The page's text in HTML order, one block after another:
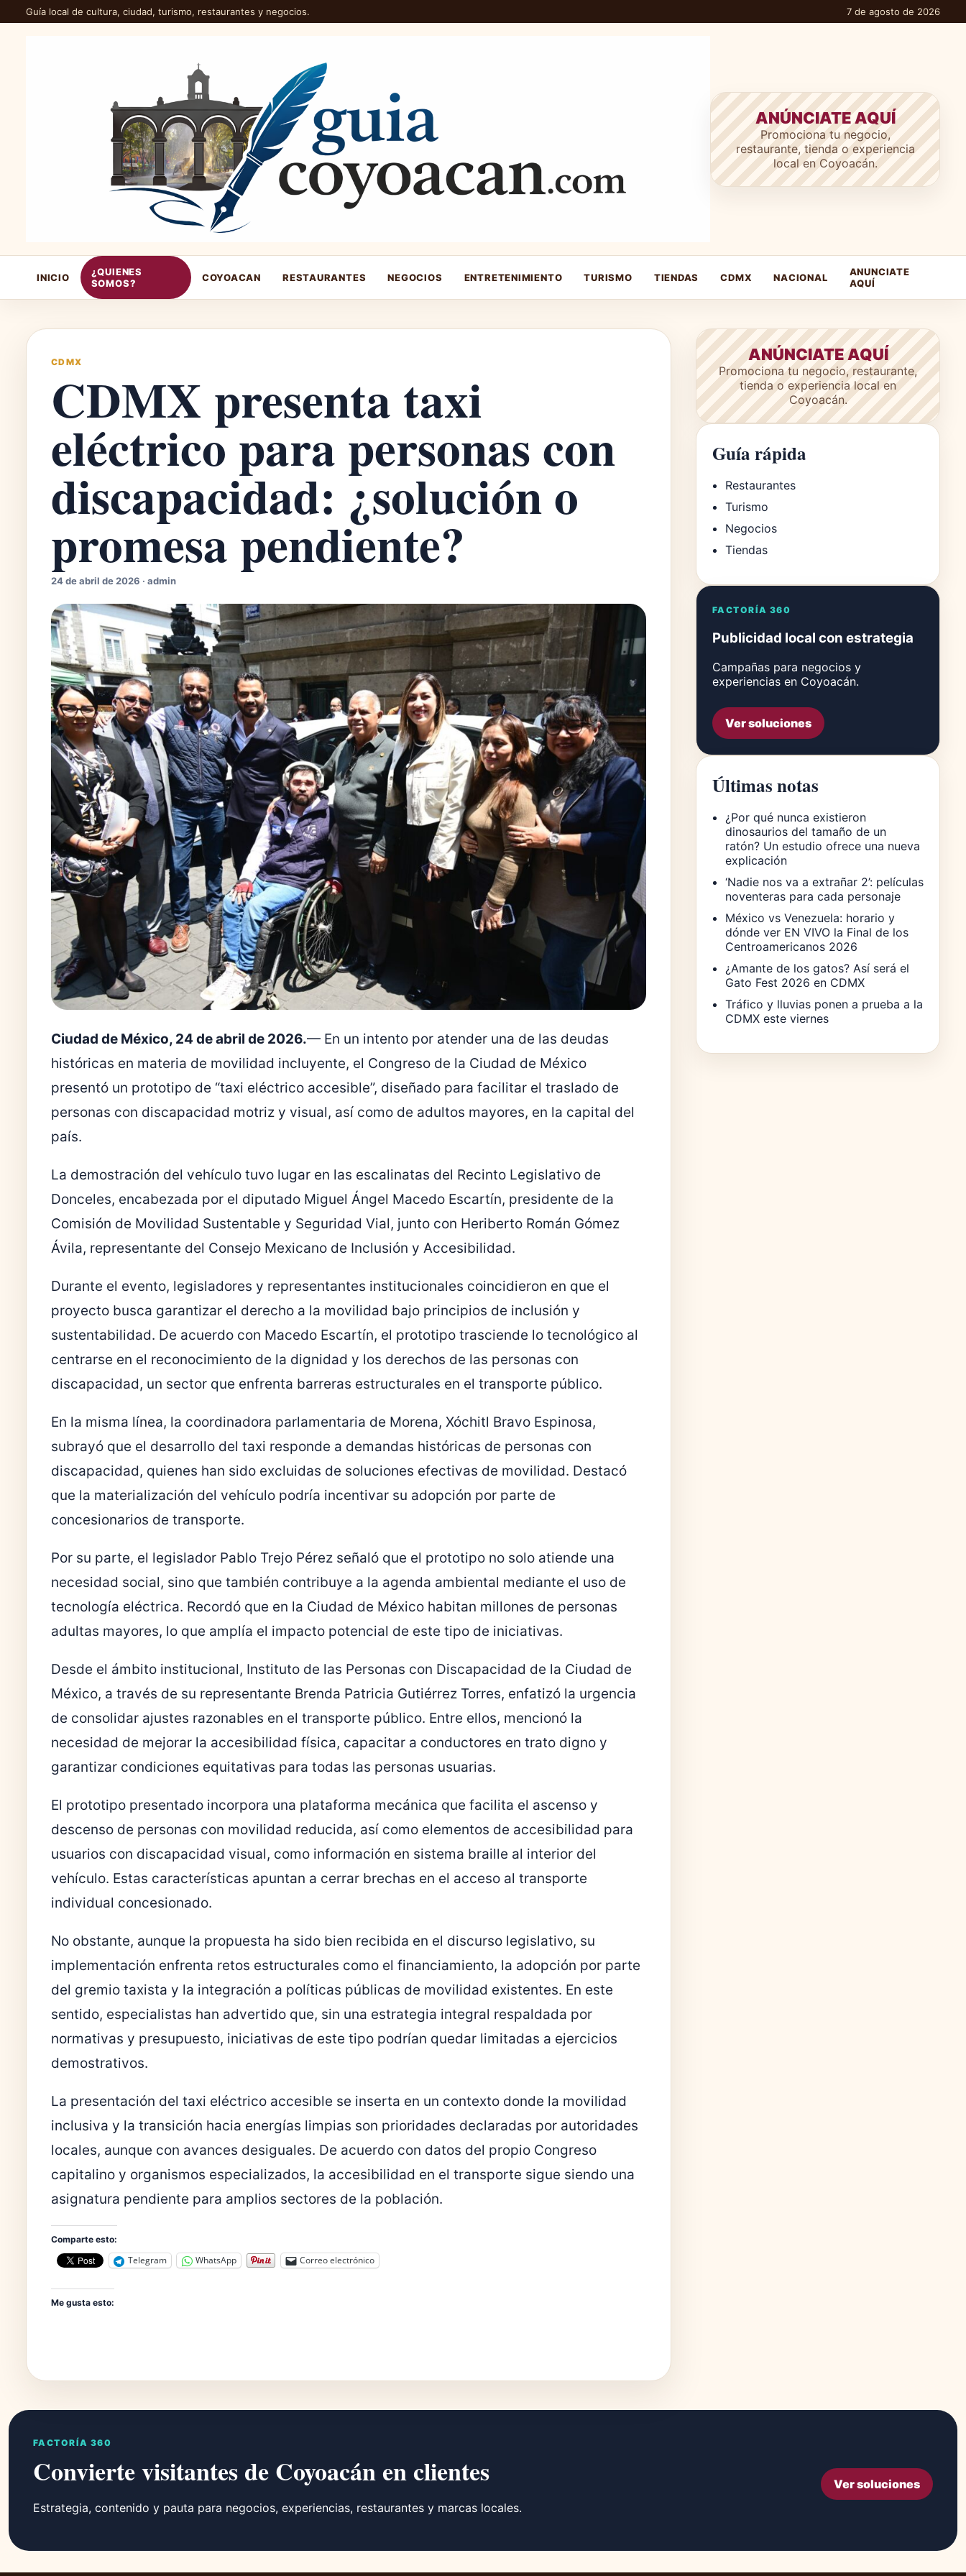
Guía local de cultura, ciudad, turismo, restaurantes y negocios. 7 de agosto de 2026
ANÚNCIATE AQUÍ
Promociona tu negocio,
restaurante, tienda o experiencia
local en Coyoacán.
INICIO
¿QUIENES
SOMOS?
COYOACAN RESTAURANTES NEGOCIOS ENTRETENIMIENTO TURISMO TIENDAS CDMX NACIONAL
ANUNCIATE
AQUÍ
CDMX
CDMX presenta taxi
eléctrico para personas con
discapacidad: ¿solución o
promesa pendiente?
24 de abril de 2026 · admin
Ciudad de México, 24 de abril de 2026.— En un intento por atender una de las deudas
históricas en materia de movilidad incluyente, el Congreso de la Ciudad de México
presentó un prototipo de “taxi eléctrico accesible”, diseñado para facilitar el traslado de
personas con discapacidad motriz y visual, así como de adultos mayores, en la capital del
país.
La demostración del vehículo tuvo lugar en las escalinatas del Recinto Legislativo de
Donceles, encabezada por el diputado Miguel Ángel Macedo Escartín, presidente de la
Comisión de Movilidad Sustentable y Seguridad Vial, junto con Heriberto Román Gómez
Ávila, representante del Consejo Mexicano de Inclusión y Accesibilidad.
Durante el evento, legisladores y representantes institucionales coincidieron en que el
proyecto busca garantizar el derecho a la movilidad bajo principios de inclusión y
sustentabilidad. De acuerdo con Macedo Escartín, el prototipo trasciende lo tecnológico al
centrarse en el reconocimiento de la dignidad y los derechos de las personas con
discapacidad, un sector que enfrenta barreras estructurales en el transporte público.
En la misma línea, la coordinadora parlamentaria de Morena, Xóchitl Bravo Espinosa,
subrayó que el desarrollo del taxi responde a demandas históricas de personas con
discapacidad, quienes han sido excluidas de soluciones efectivas de movilidad. Destacó
que la materialización del vehículo podría incentivar su adopción por parte de
concesionarios de transporte.
Por su parte, el legislador Pablo Trejo Pérez señaló que el prototipo no solo atiende una
necesidad social, sino que también contribuye a la agenda ambiental mediante el uso de
tecnología eléctrica. Recordó que en la Ciudad de México habitan millones de personas
adultas mayores, lo que amplía el impacto potencial de este tipo de iniciativas.
Desde el ámbito institucional, Instituto de las Personas con Discapacidad de la Ciudad de
México, a través de su representante Brenda Patricia Gutiérrez Torres, enfatizó la urgencia
de consolidar ajustes razonables en el transporte público. Entre ellos, mencionó la
necesidad de mejorar la accesibilidad física, capacitar a conductores en trato digno y
garantizar condiciones equitativas para todas las personas usuarias.
El prototipo presentado incorpora una plataforma mecánica que facilita el ascenso y
descenso de personas con movilidad reducida, así como elementos de accesibilidad para
usuarios con discapacidad visual, como información en sistema braille al interior del
vehículo. Estas características apuntan a cerrar brechas en el acceso al transporte
individual concesionado.
No obstante, aunque la propuesta ha sido bien recibida en el discurso legislativo, su
implementación enfrenta retos estructurales como el financiamiento, la adopción por parte
del gremio taxista y la integración a políticas públicas de movilidad existentes. En este
sentido, especialistas han advertido que, sin una estrategia integral respaldada por
normativas y presupuesto, iniciativas de este tipo podrían quedar limitadas a ejercicios
demostrativos.
La presentación del taxi eléctrico accesible se inserta en un contexto donde la movilidad
inclusiva y la transición hacia energías limpias son prioridades declaradas por autoridades
locales, aunque con avances desiguales. De acuerdo con datos del propio Congreso
capitalino y organismos especializados, la accesibilidad en el transporte sigue siendo una
asignatura pendiente para amplios sectores de la población.
Comparte esto:
Telegram WhatsApp Correo electrónico
Me gusta esto:
ANÚNCIATE AQUÍ
Promociona tu negocio, restaurante,
tienda o experiencia local en
Coyoacán.
Guía rápida
Restaurantes
Turismo
Negocios
Tiendas
FACTORÍA 360
Publicidad local con estrategia
Campañas para negocios y
experiencias en Coyoacán.
Ver soluciones
Últimas notas
¿Por qué nunca existieron
dinosaurios del tamaño de un
ratón? Un estudio ofrece una nueva
explicación
‘Nadie nos va a extrañar 2’: películas
noventeras para cada personaje
México vs Venezuela: horario y
dónde ver EN VIVO la Final de los
Centroamericanos 2026
¿Amante de los gatos? Así será el
Gato Fest 2026 en CDMX
Tráfico y lluvias ponen a prueba a la
CDMX este viernes
FACTORÍA 360
Convierte visitantes de Coyoacán en clientes
Estrategia, contenido y pauta para negocios, experiencias, restaurantes y marcas locales.
Ver soluciones